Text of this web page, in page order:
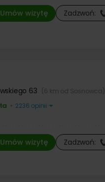
Umów wizytę Zadzwoń:
63 (6 km od Sosnowca)
• 2236 opinii
Umów wizytę Zadzwoń: